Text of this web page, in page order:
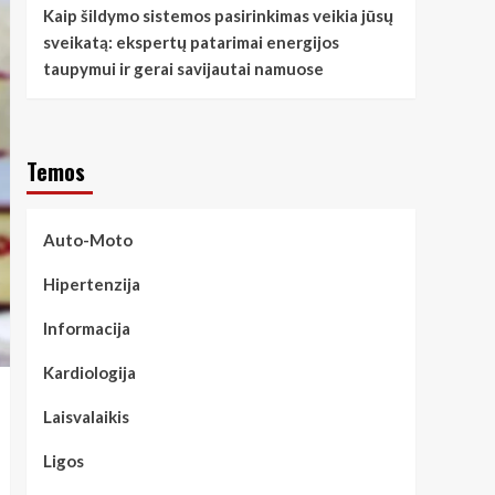
Kaip šildymo sistemos pasirinkimas veikia jūsų
sveikatą: ekspertų patarimai energijos
taupymui ir gerai savijautai namuose
Temos
Auto-Moto
Hipertenzija
Informacija
Kardiologija
Laisvalaikis
Ligos